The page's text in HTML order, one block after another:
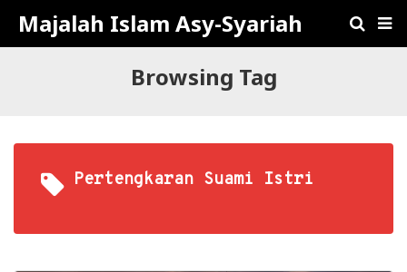
Majalah Islam Asy-Syariah
Browsing Tag
Pertengkaran Suami Istri